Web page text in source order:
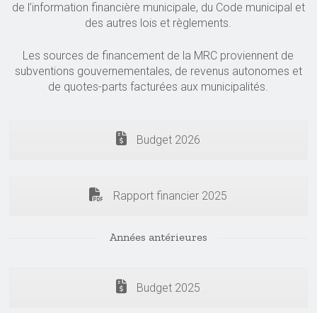
de l’information financière municipale, du Code municipal et
des autres lois et règlements.
Les sources de financement de la MRC proviennent de
subventions gouvernementales, de revenus autonomes et
de quotes-parts facturées aux municipalités.
Budget 2026
Rapport financier 2025
Années antérieures
Budget 2025